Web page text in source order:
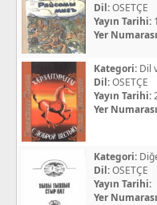
Dil:OSETÇE
Yayın Tarihi:
Yer
Kategori: Dil
Dil:OSETÇE
Yayın Tarihi:
Yer
Kategori:
Dil:OSETÇE
Yayın Tarihi:
Yer